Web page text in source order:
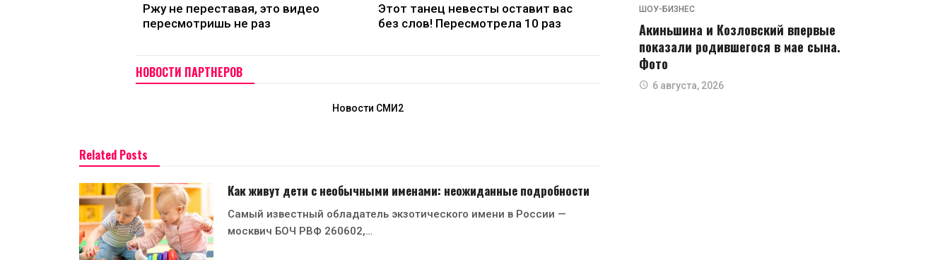
Ржу не переставая, это видео
пересмотришь не раз
Этот танец невесты оставит вас
без слов! Пересмотрела 10 раз
НОВОСТИ ПАРТНЕРОВ
Новости СМИ2
Related Posts
Как живут дети с необычными именами: неожиданные подробности
Самый известный обладатель экзотического имени в России —
москвич БОЧ РВФ 260602,…
ШОУ-БИЗНЕС
Акиньшина и Козловский впервые
показали родившегося в мае сына.
Фото
6 августа, 2026